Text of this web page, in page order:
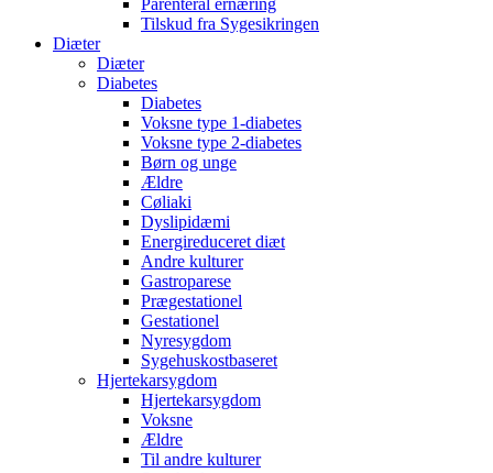
Parenteral ernæring
Tilskud fra Sygesikringen
Diæter
Diæter
Diabetes
Diabetes
Voksne type 1-diabetes
Voksne type 2-diabetes
Børn og unge
Ældre
Cøliaki
Dyslipidæmi
Energireduceret diæt
Andre kulturer
Gastroparese
Prægestationel
Gestationel
Nyresygdom
Sygehuskostbaseret
Hjertekarsygdom
Hjertekarsygdom
Voksne
Ældre
Til andre kulturer